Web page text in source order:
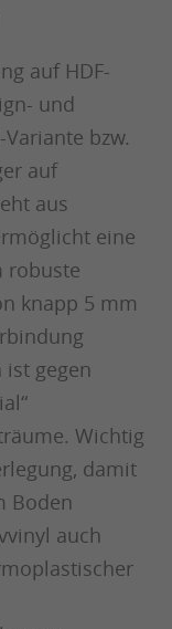
auf HDF-
und
bzw.
auf
aus
eine
robuste
knapp 5 mm
gegen
Wichtig
damit
Boden
auch